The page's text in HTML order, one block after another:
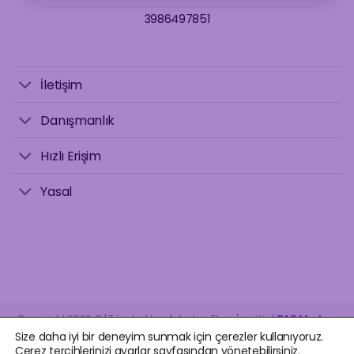
3986497851
İletişim
Danışmanlık
Hızlı Erişim
Yasal
Copyright 2026 © | Tüm hakları Astrolog Elvan'a aittir. |TAZ Medya.
Size daha iyi bir deneyim sunmak için çerezler kullanıyoruz.
Çerez tercihlerinizi ayarlar sayfasından yönetebilirsiniz.